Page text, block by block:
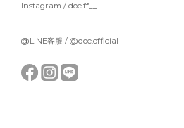
Instagram / doe.ff__
@LINE客服 / @doe.official